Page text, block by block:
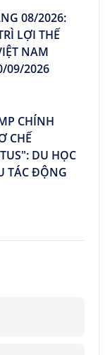
08/2026:
LỢI THẾ
NAM
09/2026
CHÍNH
CHẾ
DU HỌC
TÁC ĐỘNG